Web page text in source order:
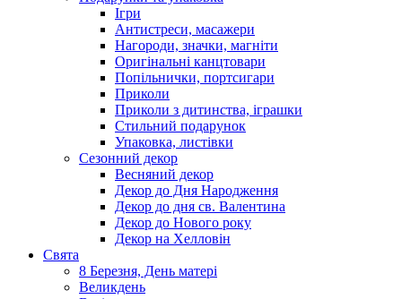
Ігри
Антистреси, масажери
Нагороди, значки, магніти
Оригінальні канцтовари
Попільнички, портсигари
Приколи
Приколи з дитинства, іграшки
Стильний подарунок
Упаковка, листівки
Сезонний декор
Весняний декор
Декор до Дня Народження
Декор до дня св. Валентина
Декор до Нового року
Декор на Хелловін
Свята
8 Березня, День матері
Великдень